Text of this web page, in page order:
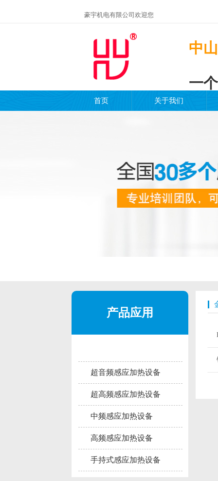
豪宇机电有限公司欢迎您
中
一
首页 关于我们
产品应用
超音频感应加热设备
超高频感应加热设备
中频感应加热设备
高频感应加热设备
手持式感应加热设备